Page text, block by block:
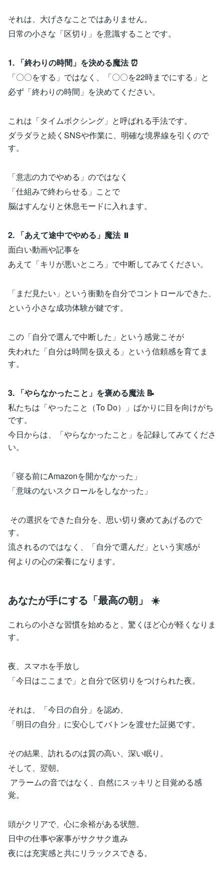
それは、大げさなことではありません。
日常の小さな「区切り」を意識することです。
1. 「終わりの時間」を決める魔法 ⏰
「〇〇をする」ではなく、「〇〇を22時までにする」と
必ず「終わりの時間」を決めてください。
これは「タイムボクシング」と呼ばれる手法です。
ダラダラと続くSNSや作業に、明確な境界線を引くので
す。
「意志の力でやめる」のではなく
「仕組みで終わらせる」ことで
脳はすんなりと休息モードに入れます。
2. 「あえて途中でやめる」魔法 ⏸️
面白い動画や記事を
あえて「キリが悪いところ」で中断してみてください。
「まだ見たい」という衝動を自分でコントロールできた、
という小さな成功体験が鍵です。
この「自分で選んで中断した」という感覚こそが
失われた「自分は時間を扱える」という信頼感を育てま
す。
3. 「やらなかったこと」を褒める魔法 📝
私たちは「やったこと（To Do）」ばかりに目を向けがち
です。
今日からは、「やらなかったこと」を記録してみてくださ
い。
「寝る前にAmazonを開かなかった」
「意味のないスクロールをしなかった」
その選択をできた自分を、思い切り褒めてあげるので
す。
流されるのではなく、「自分で選んだ」という実感が
何よりの心の栄養になります。
あなたが手にする「最高の朝」 ☀️
これらの小さな習慣を始めると、驚くほど心が軽くなりま
す。
夜、スマホを手放し
「今日はここまで」と自分で区切りをつけられた夜。
それは、「今日の自分」を認め、
「明日の自分」に安心してバトンを渡せた証拠です。
その結果、訪れるのは質の高い、深い眠り。
そして、翌朝。
アラームの音ではなく、自然にスッキリと目覚める感
覚。
頭がクリアで、心に余裕がある状態。
日中の仕事や家事がサクサク進み
夜には充実感と共にリラックスできる。